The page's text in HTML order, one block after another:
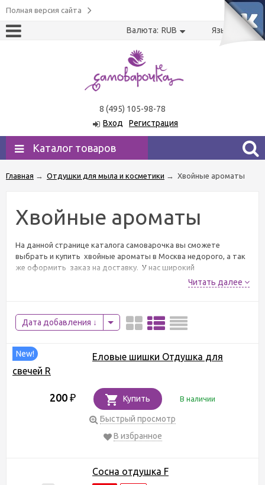
Полная версия сайта
Валюта: RUB Язык: USRU
8 (495) 105-98-78
Вход
Регистрация
Каталог товаров
Главная → Отдушки для мыла и косметики → Хвойные ароматы
Хвойные ароматы
На данной странице каталога самоварочка вы сможете
выбрать и купить хвойные ароматы в Москва недорого, а так
же оформить заказ на доставку. У нас широкий
подбор товаров категории хвойные ароматы. В наличии 4
товаров "отдушки для мыла и косметики", по цене от 180 руб..
Читать далее
Дата добавления
New!
Еловые шишки Отдушка для
свечей R
200 ₽ Купить В наличии
Быстрый просмотр
В избранное
Сосна отдушка F